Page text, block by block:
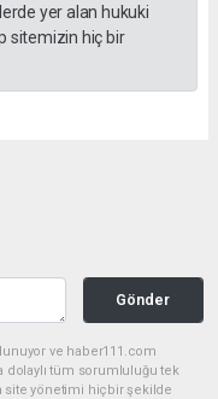
yer alan hukuki
sitemizin hiç bir
Gönder
ve haber111.com
dolaylı tüm sorumluluğu tek
site yönetimi hiçbir şekilde